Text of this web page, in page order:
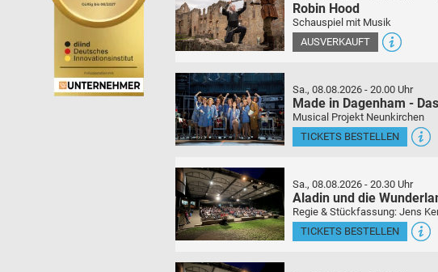
Robin Hood
Schauspiel mit Musik
AUSVERKAUFT
Sa., 08.08.2026 - 20.00 Uhr
Made in Dagenham -
Musical Projekt Neunkirchen
TICKETS BESTELLEN
Sa., 08.08.2026 - 20.30 Uhr
Aladin und die
Regie & Stückfassung: Jens
TICKETS BESTELLEN